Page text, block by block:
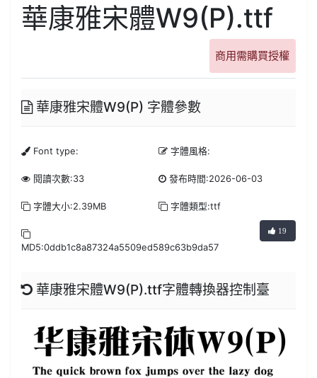
華康雅宋體W9(P).ttf
商用需購買授權
華康雅宋體W9(P) 字體參數
Font type: 字體風格:
閱讀次數:33 發布時間:2026-06-03
字體大小:2.39MB 字體類型:ttf
MD5:0ddb1c8a87324a5509ed589c63b9da57
19
華康雅宋體W9(P).ttf字體轉換器控制臺